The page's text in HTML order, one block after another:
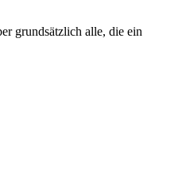
grundsätzlich alle, die ein